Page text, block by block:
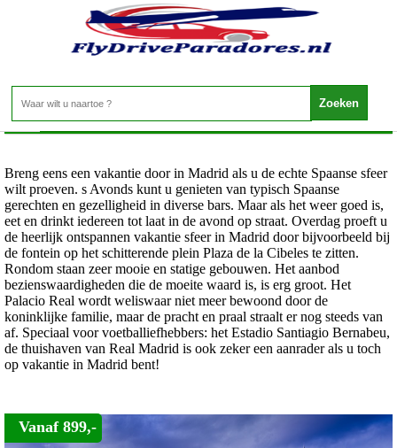
Spanje - MADRID
Home>
Breng eens een vakantie door in Madrid als u de echte Spaanse sfeer
wilt proeven. s Avonds kunt u genieten van typisch Spaanse
gerechten en gezelligheid in diverse bars. Maar als het weer goed is,
eet en drinkt iedereen tot laat in de avond op straat. Overdag proeft u
de heerlijk ontspannen vakantie sfeer in Madrid door bijvoorbeeld bij
de fontein op het schitterende plein Plaza de la Cibeles te zitten.
Rondom staan zeer mooie en statige gebouwen. Het aanbod
bezienswaardigheden die de moeite waard is, is erg groot. Het
Palacio Real wordt weliswaar niet meer bewoond door de
koninklijke familie, maar de pracht en praal straalt er nog steeds van
af. Speciaal voor voetballiefhebbers: het Estadio Santiagio Bernabeu,
de thuishaven van Real Madrid is ook zeker een aanrader als u toch
op vakantie in Madrid bent!
Vanaf 899,-